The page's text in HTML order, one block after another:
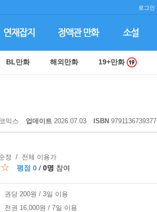
로그인
BL만화 해외만화 19+만화
믹스 업데이트 2026.07.03 ISBN 9791136739377
정 / 전체 이용가
평점 0 / 0명 참여
권당 200원 / 3일 이용
전권 16,000원 / 7일 이용